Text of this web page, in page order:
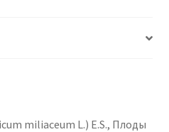
miliaceum L.) E.S., Плоды